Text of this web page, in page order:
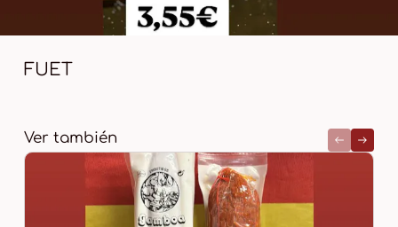
FUET
Ver también